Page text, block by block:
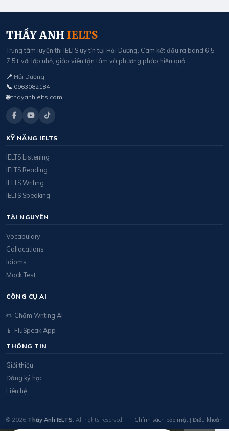
THẦY ANH IELTS
Trung tâm luyện thi IELTS uy tín tại Hải Dương. Cam kết đầu ra band 6.5–
7.5+ với lớp nhỏ, giáo viên tận tâm và phương pháp hiệu quả.
📍 Hải Dương
📞 0963082184
🌐 thayanhielts.com
KỸ NĂNG IELTS
IELTS Listening
IELTS Reading
IELTS Writing
IELTS Speaking
TÀI NGUYÊN
Vocabulary
Collocations
Idioms
Mock Test
CÔNG CỤ AI
✏️ Chấm Writing AI
📱 FluSpeak App
THÔNG TIN
Giới thiệu
Đăng ký học
Liên hệ
© 2026 Thầy Anh IELTS . All rights reserved. Chính sách bảo mật | Điều khoản